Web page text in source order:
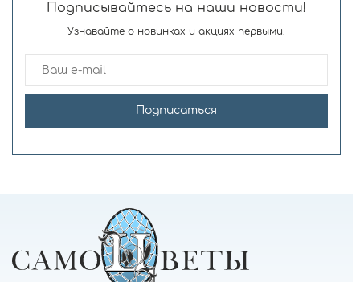
Подписывайтесь на наши новости!
Узнавайте о новинках и акциях первыми.
Подписаться